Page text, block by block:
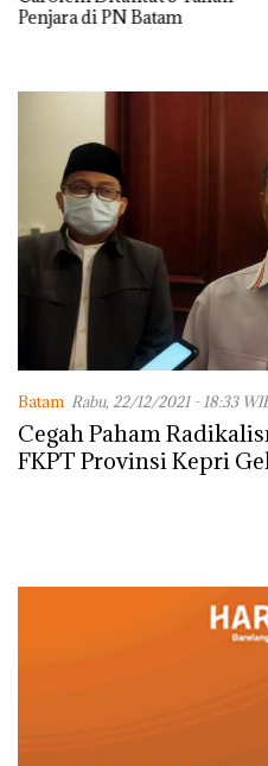
Penjara di PN Batam
Batam Rabu, 22/12/2021 - 18:33
Cegah Paham
FKPT Provinsi Kepri